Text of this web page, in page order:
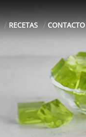
RECETAS CONTACTO